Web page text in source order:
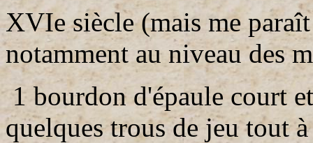
XVIe siècle (mais me
notamment au niveau des
1 bourdon d'épaule court
quelques trous de jeu tout